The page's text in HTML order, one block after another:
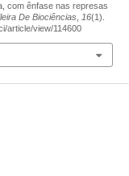
com ênfase nas represas
De Biociências 16(1).
article/view/114600